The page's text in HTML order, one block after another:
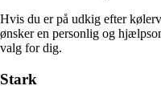
Hvis du er på udkig efter
ønsker en personlig og
valg for dig.
Stark